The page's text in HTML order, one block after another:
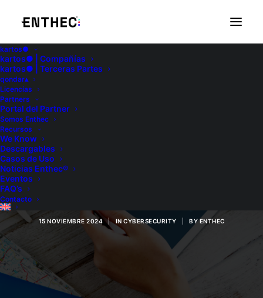
kartos●
kartos● | Compañías
kartos● | Terceras Partes
qondar▴
Licencias
Partners
Portal del Partner
Somos Enthec
Recursos
We Know
Descargables
Casos de Uso
Noticias Enthec®
Eventos
FAQ’s
Contacto
Importancia de la
privacidad personal
15 NOVIEMBRE 2024 | IN CYBERSECURITY BYENTHEC